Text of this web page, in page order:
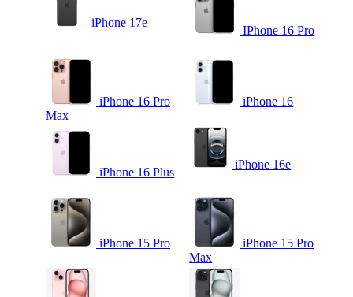
iPhone 17e
IPhone 16 Pro
iPhone 16 Pro
Max
iPhone 16
iPhone 16 Plus
iPhone 16e
iPhone 15 Pro
iPhone 15 Pro
Max